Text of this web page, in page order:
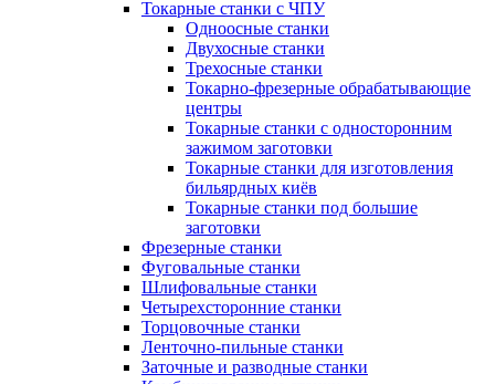
Токарные станки с ЧПУ
Одноосные станки
Двухосные станки
Трехосные станки
Токарно-фрезерные обрабатывающие
центры
Токарные станки с односторонним
зажимом заготовки
Токарные станки для изготовления
бильярдных киёв
Токарные станки под большие
заготовки
Фрезерные станки
Фуговальные станки
Шлифовальные станки
Четырехсторонние станки
Торцовочные станки
Ленточно-пильные станки
Заточные и разводные станки